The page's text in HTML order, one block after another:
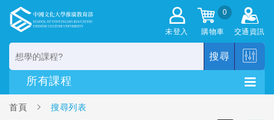
未登入
0
購物車 交通資訊
搜尋
首頁 搜尋列表